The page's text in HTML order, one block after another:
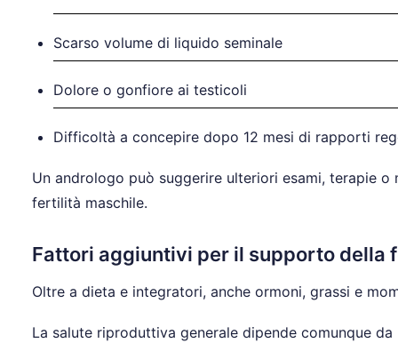
Scarso volume di liquido seminale
Dolore o gonfiore ai testicoli
Difficoltà a concepire dopo 12 mesi di rapporti
Un andrologo può suggerire ulteriori esami, terapie
fertilità maschile.
Fattori aggiuntivi per il supporto della
Oltre a dieta e integratori, anche ormoni, grassi e
La salute riproduttiva generale dipende comunque